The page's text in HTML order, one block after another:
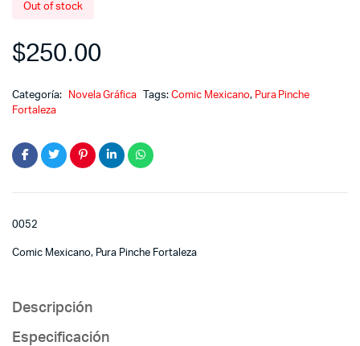
Out of stock
$250.00
Categoría: Novela Gráfica Tags:Comic Mexicano, Pura Pinche
Fortaleza
0052
Comic Mexicano, Pura Pinche Fortaleza
Descripción
Especificación